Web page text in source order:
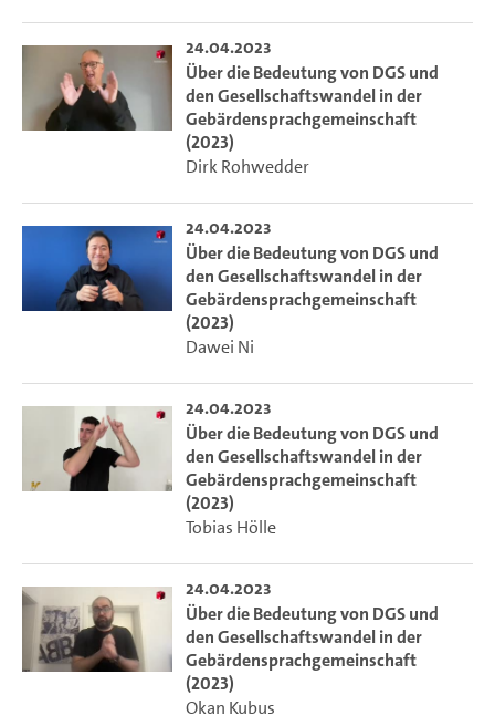
24.04.2023
Über die Bedeutung von DGS und
den Gesellschaftswandel in der
Gebärdensprachgemeinschaft
(2023)
Dirk Rohwedder
24.04.2023
Über die Bedeutung von DGS und
den Gesellschaftswandel in der
Gebärdensprachgemeinschaft
(2023)
Dawei Ni
24.04.2023
Über die Bedeutung von DGS und
den Gesellschaftswandel in der
Gebärdensprachgemeinschaft
(2023)
Tobias Hölle
24.04.2023
Über die Bedeutung von DGS und
den Gesellschaftswandel in der
Gebärdensprachgemeinschaft
(2023)
Okan Kubus